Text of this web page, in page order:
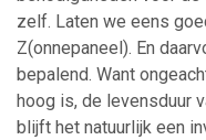
zelf. Laten we eens
Z(onnepaneel). En
bepalend. Want
hoog is, de levensduur
blijft het natuurlijk een